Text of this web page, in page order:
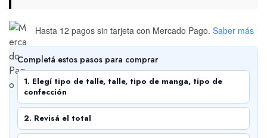
Hasta 12 pagos sin tarjeta con Mercado Pago. Saber más
Completá estos pasos para comprar
1. Elegí tipo de talle, talle, tipo de manga, tipo de
confección
2. Revisá el total